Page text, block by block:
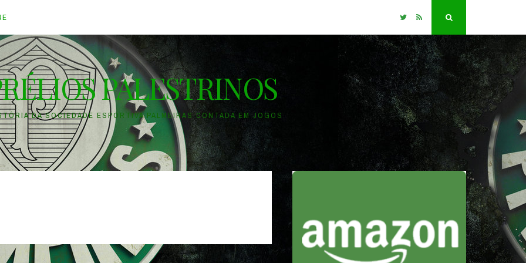
TwitterRSS
PALESTRINOS
DA SOCIEDADE ESPORTIVA PALMEIRAS CONTADA EM JOGOS